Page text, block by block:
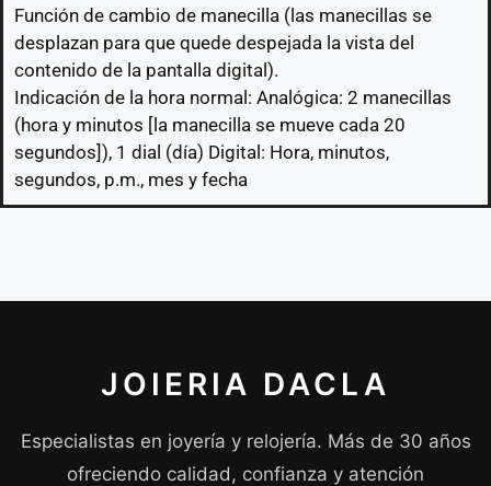
Función de cambio de manecilla (las manecillas se
desplazan para que quede despejada la vista del
contenido de la pantalla digital).
Indicación de la hora normal: Analógica: 2 manecillas
(hora y minutos [la manecilla se mueve cada 20
segundos]), 1 dial (día) Digital: Hora, minutos,
segundos, p.m., mes y fecha
JOIERIA DACLA
Especialistas en joyería y relojería. Más de 30 años
ofreciendo calidad, confianza y atención